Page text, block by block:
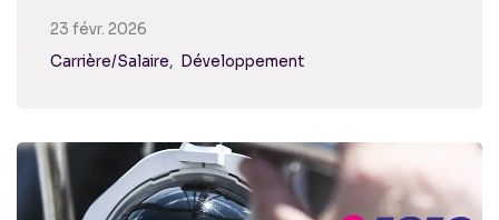
23 févr. 2026
Carrière/Salaire
Développement